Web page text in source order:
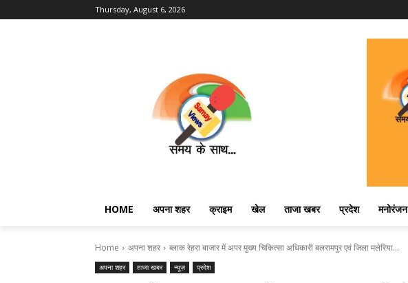
Thursday, August 6, 2026
HOME अपना शहर क्राइम खेल ताजा खबर प्रदेश मनोरंजन
Home अपना शहर ब्लाक रेहरा बाजार में अपर मुख्य चिकित्सा अधिकारी बलरामपुर एवं जिला मलेरिया...
अपना शहर ताजा खबर न्यूज़ प्रदेश